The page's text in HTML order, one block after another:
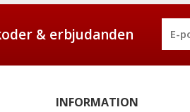
& erbjudanden
INFORMATION